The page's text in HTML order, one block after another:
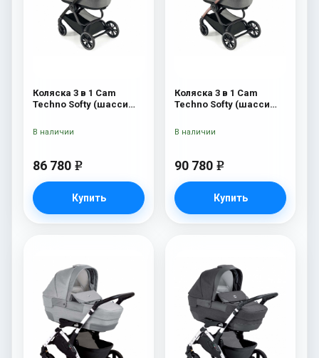
Коляска 3 в 1 Cam
Techno Softy (шасси
86 780 e
Купить
В наличии
Коляска 3 в 1 Cam
Techno Softy (шасси
90 780 e
Купить
В наличии